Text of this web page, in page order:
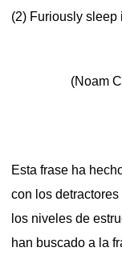
(2) Furiously
(Noam
Esta frase ha
con los
los niveles de
han buscado a la